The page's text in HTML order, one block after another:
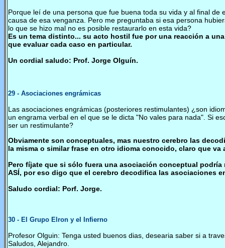
Porque leí de una persona que fue buena toda su vida y al final
causa de esa venganza. Pero me preguntaba si esa persona
lo que se hizo mal no es posible restaurarlo en esta vida?
Es un tema distinto... su acto hostil fue por una reacción a
que evaluar cada caso en particular.
Un cordial saludo: Prof. Jorge Olguín.
29 - Asociaciones engrámicas
Las asociaciones engrámicas (posteriores restimulantes) ¿son
un engrama verbal en el que se le dicta "No vales para nada". Si
ser un restimulante?
Obviamente son conceptuales, mas nuestro cerebro las
la misma o similar frase en otro idioma conocido, claro que va
Pero fíjate que si sólo fuera una asociación conceptual
ASÍ, por eso digo que el cerebro decodifica las asociaciones
Saludo cordial: Porf. Jorge.
30 - El Grupo Elron y el Infierno
Profesor Olguin: Tenga usted buenos dias, desearia saber si a
Saludos, Alejandro.